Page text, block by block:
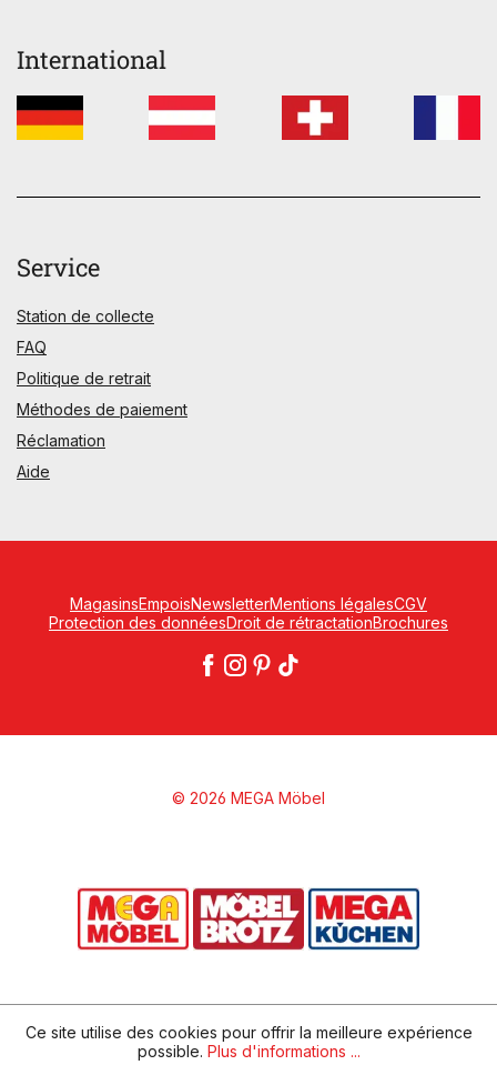
International
Service
Station de collecte
FAQ
Politique de retrait
Méthodes de paiement
Réclamation
Aide
MagasinsEmpoisNewsletterMentions légalesCGV
Protection des donnéesDroit de rétractationBrochures
© 2026 MEGA Möbel
Ce site utilise des cookies pour offrir la meilleure expérience
possible. Plus d'informations ...